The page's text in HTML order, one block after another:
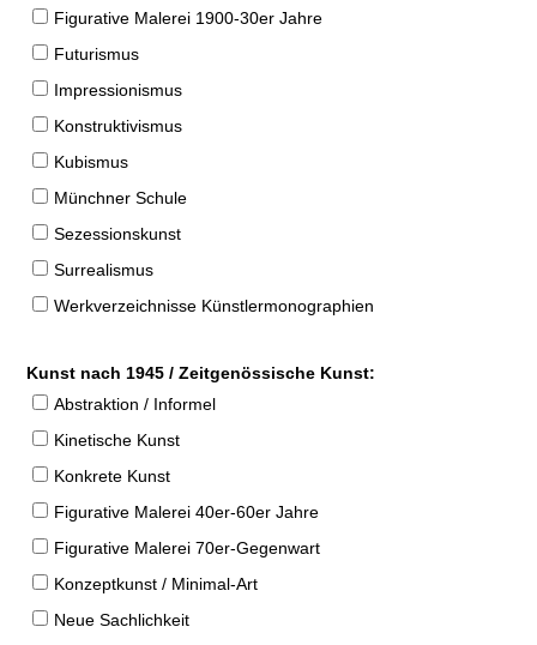
Figurative Malerei 1900-30er Jahre
Futurismus
Impressionismus
Konstruktivismus
Kubismus
Münchner Schule
Sezessionskunst
Surrealismus
Werkverzeichnisse Künstlermonographien
Kunst nach 1945 / Zeitgenössische Kunst:
Abstraktion / Informel
Kinetische Kunst
Konkrete Kunst
Figurative Malerei 40er-60er Jahre
Figurative Malerei 70er-Gegenwart
Konzeptkunst / Minimal-Art
Neue Sachlichkeit